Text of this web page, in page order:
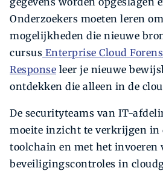
Onderzoekers moeten leren
mogelijkheden die nieuwe
cursus Enterprise Cloud
Response leer je nieuwe
ontdekken die alleen in de
De securityteams van IT-
moeite inzicht te verkrijgen in
toolchain en met het invoeren
beveiligingscontroles in